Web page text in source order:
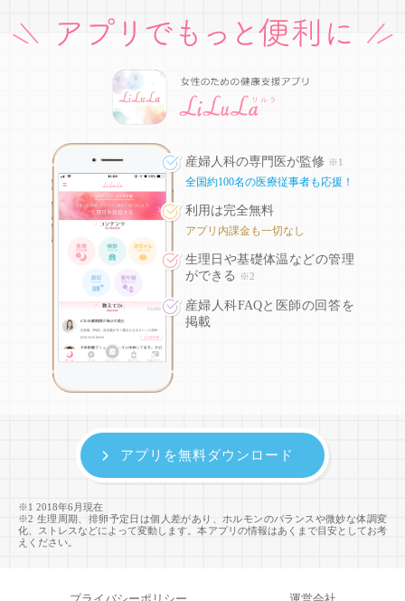
産婦人科の専門医が監修 ※1
全国約100名の医療従事者も応援！
利用は完全無料
アプリ内課金も一切なし
生理日や基礎体温などの管理
ができる
※2
産婦人科FAQと医師の回答を
掲載
※1 2018年6月現在
※2 生理周期、排卵予定日は個人差があり、ホルモンのバランスや微妙な体調変
化、ストレスなどによって変動します。本アプリの情報はあくまで目安としてお考
えください。
アプリを無料ダウンロード